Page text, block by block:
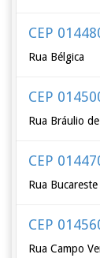
CEP
Rua Bélgica
CEP
Rua Bráulio
CEP
Rua Bucareste
CEP
Rua Campo